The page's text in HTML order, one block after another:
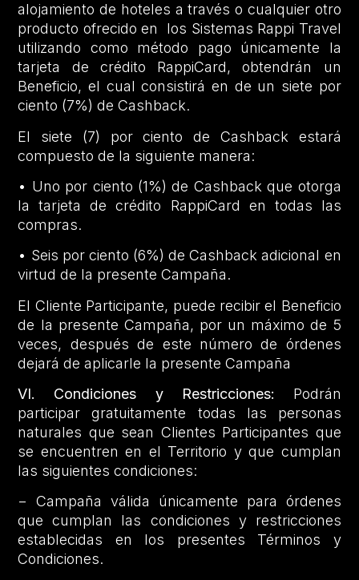
alojamiento de hoteles a través o cualquier otro
producto ofrecido en los Sistemas Rappi Travel
utilizando como método pago únicamente la
tarjeta de crédito RappiCard, obtendrán un
Beneficio, el cual consistirá en de un siete por
ciento (7%) de Cashback.
El siete (7) por ciento de Cashback estará
compuesto de la siguiente manera:
• Uno por ciento (1%) de Cashback que otorga
la tarjeta de crédito RappiCard en todas las
compras.
• Seis por ciento (6%) de Cashback adicional en
virtud de la presente Campaña.
El Cliente Participante, puede recibir el Beneficio
de la presente Campaña, por un máximo de 5
veces, después de este número de órdenes
dejará de aplicarle la presente Campaña
VI. Condiciones y Restricciones: Podrán
participar gratuitamente todas las personas
naturales que sean Clientes Participantes que
se encuentren en el Territorio y que cumplan
las siguientes condiciones:
− Campaña válida únicamente para órdenes
que cumplan las condiciones y restricciones
establecidas en los presentes Términos y
Condiciones.